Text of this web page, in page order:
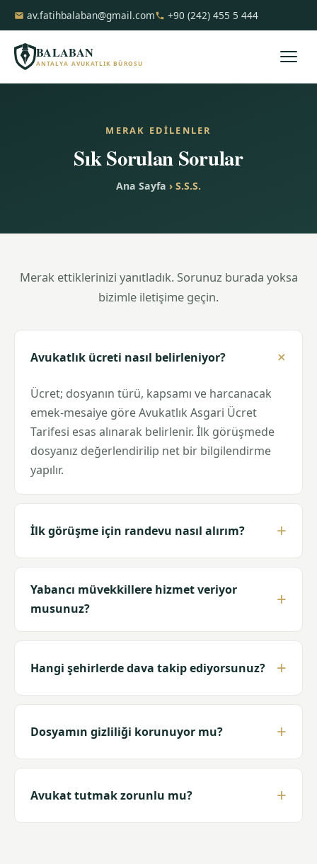
av.fatihbalaban@gmail.com +90 (242) 455 5 444
BALABAN
ANTALYA AVUKATLIK BÜROSU
MERAK EDILENLER
Sık Sorulan Sorular
Ana Sayfa › S.S.S.
Merak ettiklerinizi yanıtladık. Sorunuz burada yoksa
bizimle iletişime geçin.
Avukatlık ücreti nasıl belirleniyor?
Ücret; dosyanın türü, kapsamı ve harcanacak
emek-mesaiye göre Avukatlık Asgari Ücret
Tarifesi esas alınarak belirlenir. İlk görüşmede
dosyanız değerlendirilip net bir bilgilendirme
yapılır.
İlk görüşme için randevu nasıl alırım?
Yabancı müvekkillere hizmet veriyor
musunuz?
Hangi şehirlerde dava takip ediyorsunuz?
Dosyamın gizliliği korunuyor mu?
Avukat tutmak zorunlu mu?